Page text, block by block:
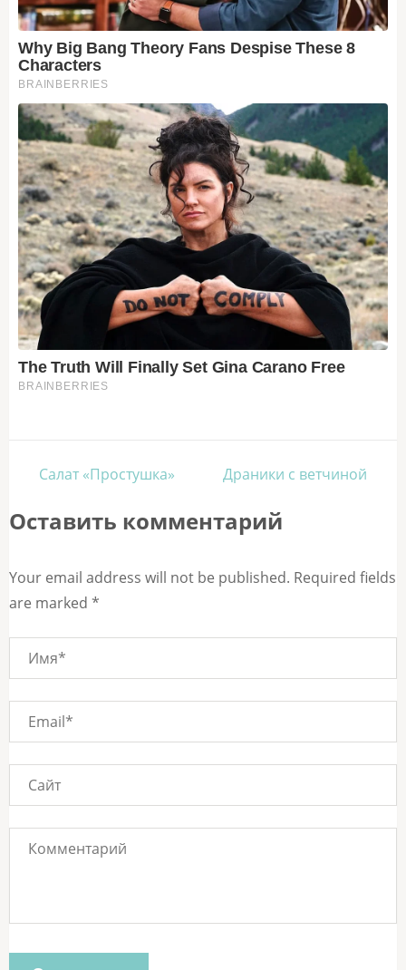
Навигация
записям
Салат «Простушка» Драники с ветчиной
Оставить комментарий
Your email address will not be published. Required fields
are marked *